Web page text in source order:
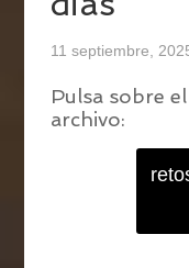
11 septiembre,
Pulsa sobre
archivo: